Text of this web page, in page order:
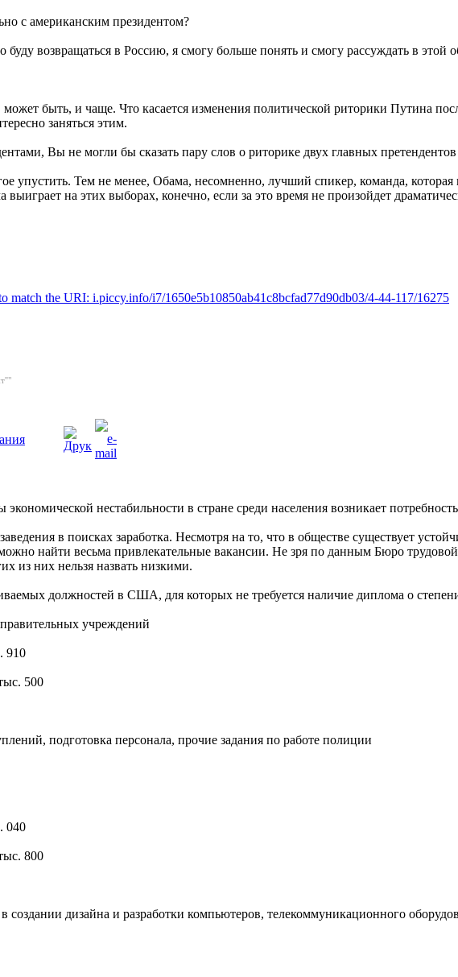
с американским президентом?
возвращаться в Россию, я смогу больше понять и смогу рассуждать в этой
быть, и чаще. Что касается изменения политической риторики Путина
заняться этим.
Вы не могли бы сказать пару слов о риторике двух главных претендентов
упустить. Тем не менее, Обама, несомненно, лучший спикер, команда, которая
на этих выборах, конечно, если за это время не произойдет
the URI: i.piccy.info/i7/1650e5b10850ab41c8bcfad77d90db03/4-44-117/16275
нестабильности в стране среди населения возникает
в поисках заработка. Несмотря на то, что в обществе существует
можно найти весьма привлекательные вакансии. Не зря по данным Бюро
из них нельзя назвать низкими.
должностей в США, для которых не требуется наличие диплома о
учреждений
910
500
подготовка персонала, прочие задания по работе полиции
040
800
создании дизайна и разработки компьютеров, телекоммуникационного